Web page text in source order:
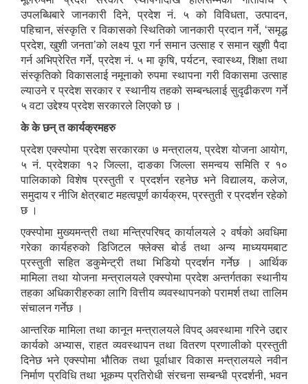
उपलब्धिबारे जानकारी दिने, प्रदेश नं. ५ को विविधता, उत्पादन,
पहिचान, संस्कृति र विकासको स्थितिको जानकारी प्रदान गर्ने, ‘समृद्ध
प्रदेश, खुशी जनता’को लक्ष्य पूरा गर्न समान उत्साह र समान खुशी पैदा
गर्न अभिप्रेरित गर्ने, प्रदेश नं. ५ मा कृषि, पर्यटन, स्वास्थ्य, शिक्षा तथा
संस्कृतिको विकासलाई नमूनाको रुपमा स्थापना गरी विकासमा उत्साह
ल्याउने र प्रदेश सरकार र स्थानीय तहको सम्बन्धलाई सुदृढीकरण गर्ने
५ वटा उद्देश्य प्रदेश सरकारले लिएको छ ।
के के छन् त कार्यक्रमहरु
प्रदेश एक्स्पोमा प्रदेश सरकारका ७ मन्त्रालय, प्रदेश योजना आयोग,
५ नं. प्रदेशका १२ जिल्ला, दाङका जिल्ला समन्वय समिति र १०
पालिकाको विशेष प्रस्तुती र प्रदर्शन रहनेछ भने विद्यालय, कलेज,
समुदाय र नीजि क्षेत्रबाट महत्वपूर्ण कार्यक्रम, प्रस्तुती र प्रदर्शन रहेको
छ ।
एक्स्पोमा मुख्यमन्त्री तथा मन्त्रिपरिषद् कार्यालयले २ वर्षको अवधिमा
गरेका कार्यहरुको डिजिटल फ्लेक्स बोर्ड तथा अन्य माध्ययमबाट
प्रस्तुती सहित डकुमेन्ट्री तथा भिडियो प्रदर्शन गर्नेछ । आर्थिक
मामिला तथा योजना मन्त्रालयले एक्स्पोमा प्रदेश अन्तर्गतका स्थानीय
तहका अधिकारीहरुका लागि वित्तीय व्यवस्थापनको परामर्श तथा तालिम
संचालन गर्नेछ ।
आन्तरिक मामिला तथा कानून मन्त्रालयले विपद् अवस्थामा गरिने उद्दार
कार्यको अभ्यास, राहत व्यवस्थापन तथा वितरण प्रणालीको प्रस्तुती
दिनेछ भने एक्स्पोमा भौतिक तथा पूर्वाधार विकास मन्त्रालयले नवीन
निर्माण प्रविधि तथा भूकम्प प्रतिरोधी संरचना सम्बन्धी प्रदर्शनी, भवन